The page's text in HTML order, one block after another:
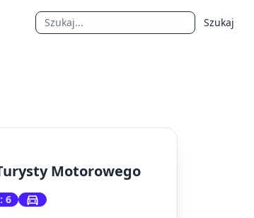
Szukaj
Motorowego
6